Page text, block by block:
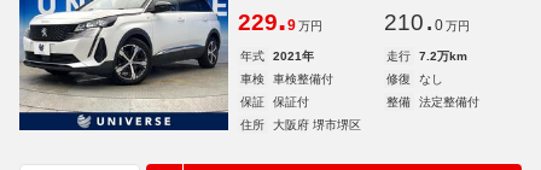
229.9 万円 210. 0 万円
年式 2021年 走行
7.2万km
車検
車検整備付 修復
なし
保証
保証付 整備
法定整備付
住所
大阪府 堺市堺区